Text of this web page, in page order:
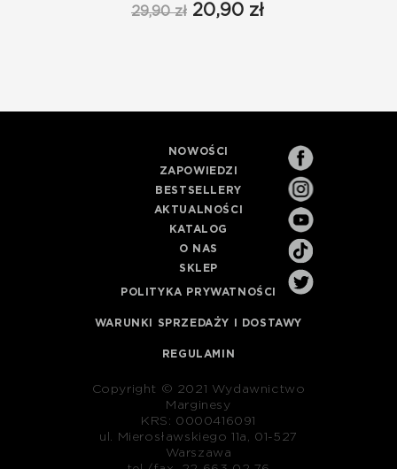
29,90 zł 20,90 zł
NOWOŚCI
ZAPOWIEDZI
BESTSELLERY
AKTUALNOŚCI
KATALOG
O NAS
SKLEP
POLITYKA PRYWATNOŚCI
WARUNKI SPRZEDAŻY I DOSTAWY
REGULAMIN
Copyright © 2021 Wydawnictwo
Marginesy
KRS: 0000416091
ul. Mierosławskiego 11a, 01-527
Warszawa